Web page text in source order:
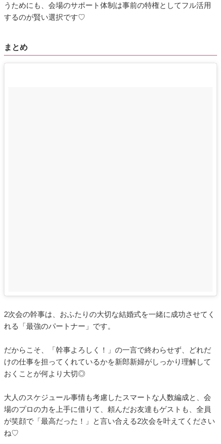
うためにも、会場のサポート体制は事前の特権としてフル活用
するのが賢い選択です♡
まとめ
2次会の幹事は、おふたりの大切な結婚式を一緒に成功させてく
れる「最強のパートナー」です。
だからこそ、「幹事よろしく！」の一言で終わらせず、どれだ
けの仕事を担ってくれているかを新郎新婦がしっかり理解して
おくことが何より大切◎
大人のスケジュール事情も考慮したスマートな人数編成と、会
場のプロの力を上手に借りて、頼んだお友達もゲストも、全員
が笑顔で「最高だった！」と言い合える2次会を叶えてください
ね♡